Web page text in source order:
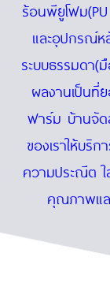
ร้อนพียูโฟม
และอุปกรณ์
ระบบธรรมดา(
ผลงานเป็นที่
ฟาร์ม บ้านจัด
ของเราให้บริ
ความประณีต ใ
คุณภาพแล